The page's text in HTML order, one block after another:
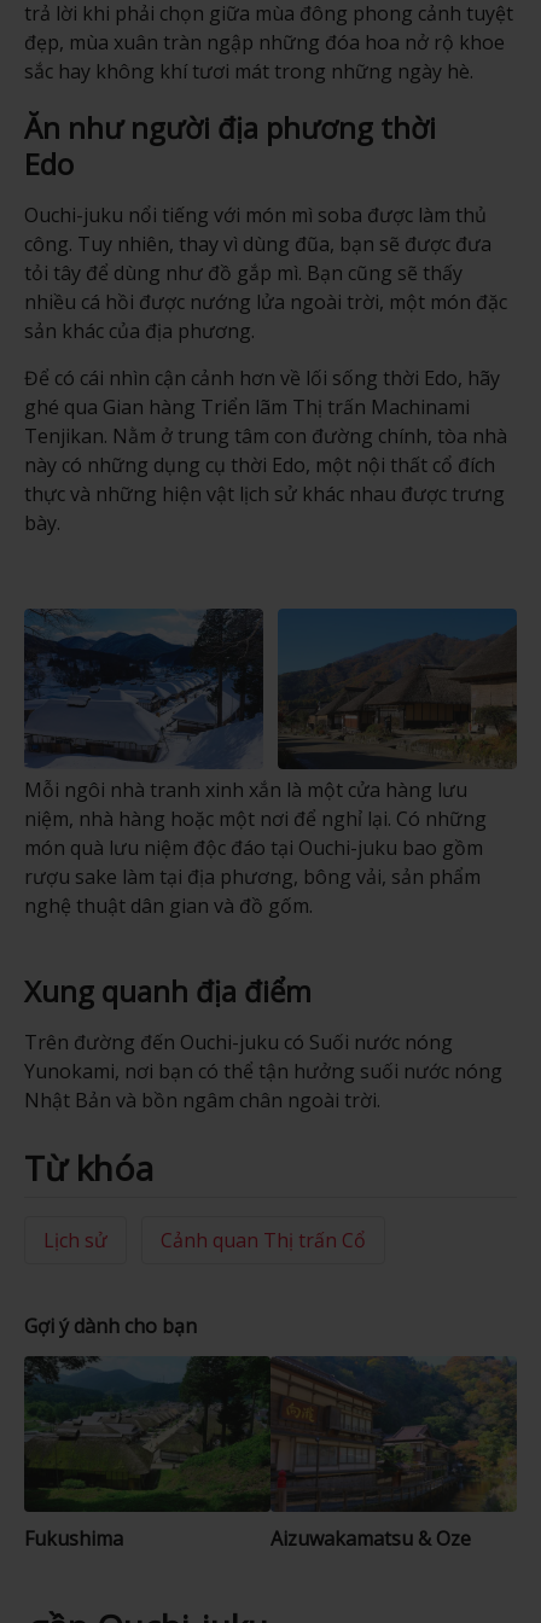
trả lời khi phải chọn giữa mùa đông phong cảnh tuyệt
đẹp, mùa xuân tràn ngập những đóa hoa nở rộ khoe
sắc hay không khí tươi mát trong những ngày hè.
Ăn như người địa phương thời
Edo
Ouchi-juku nổi tiếng với món mì soba được làm thủ
công. Tuy nhiên, thay vì dùng đũa, bạn sẽ được đưa
tỏi tây để dùng như đồ gắp mì. Bạn cũng sẽ thấy
nhiều cá hồi được nướng lửa ngoài trời, một món đặc
sản khác của địa phương.
Để có cái nhìn cận cảnh hơn về lối sống thời Edo, hãy
ghé qua Gian hàng Triển lãm Thị trấn Machinami
Tenjikan. Nằm ở trung tâm con đường chính, tòa nhà
này có những dụng cụ thời Edo, một nội thất cổ đích
thực và những hiện vật lịch sử khác nhau được trưng
bày.
Mỗi ngôi nhà tranh xinh xắn là một cửa hàng lưu
niệm, nhà hàng hoặc một nơi để nghỉ lại. Có những
món quà lưu niệm độc đáo tại Ouchi-juku bao gồm
rượu sake làm tại địa phương, bông vải, sản phẩm
nghệ thuật dân gian và đồ gốm.
Xung quanh địa điểm
Trên đường đến Ouchi-juku có Suối nước nóng
Yunokami, nơi bạn có thể tận hưởng suối nước nóng
Nhật Bản và bồn ngâm chân ngoài trời.
Từ khóa
Lịch sử Cảnh quan Thị trấn Cổ
Gợi ý dành cho bạn
Fukushima Aizuwakamatsu & Oze